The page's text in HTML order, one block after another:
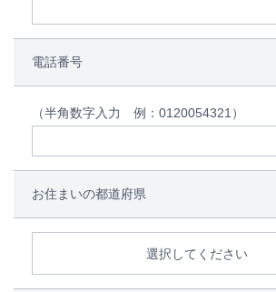
電話番号
（半角数字入力 例：0120054321）
お住まいの都道府県
選択してください